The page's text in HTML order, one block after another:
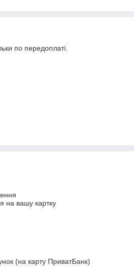
по передоплаті.
на вашу картку
(на карту ПриватБанк)